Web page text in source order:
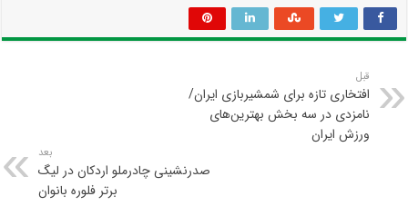
قبل
افتخاری تازه برای شمشیربازی ایران/
نامزدی در سه بخش بهترین‌های
ورزش ایران
بعد
صدرنشینی چادرملو اردکان در لیگ
برتر فلوره بانوان